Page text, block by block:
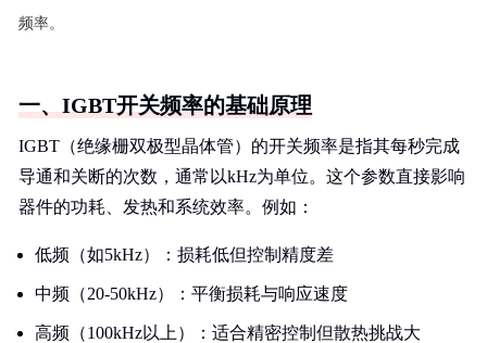
频率。
一、IGBT开关频率的基础原理
IGBT（绝缘栅双极型晶体管）的开关频率是指其每秒完成
导通和关断的次数，通常以kHz为单位。这个参数直接影响
器件的功耗、发热和系统效率。例如：
低频（如5kHz）：损耗低但控制精度差
中频（20-50kHz）：平衡损耗与响应速度
高频（100kHz以上）：适合精密控制但散热挑战大